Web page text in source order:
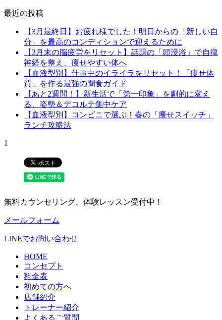
最近の投稿
【3月最終日】お疲れ様でした！明日からの「新しい自
分」を最高のコンディションで迎えるために
【3月末の脳疲労をリセット】話題の「頭浸浴」で自律
神経を整え、痩せやすい体へ
【血液型別】仕事中のイライラをリセット！「痩せ体
質」を作る最強の間食ガイド
【あと2週間！】新生活で「第一印象」を劇的に変え
る、姿勢＆デコルテ集中ケア
【血液型別】コンビニで選ぶ！春の「痩せスイッチ」
ランチ攻略法
1
無料カウンセリング、体験レッスン受付中！
メールフォーム
LINEでお問い合わせ
HOME
コンセプト
料金表
初めての方へ
店舗紹介
トレーナー紹介
よくあるご質問